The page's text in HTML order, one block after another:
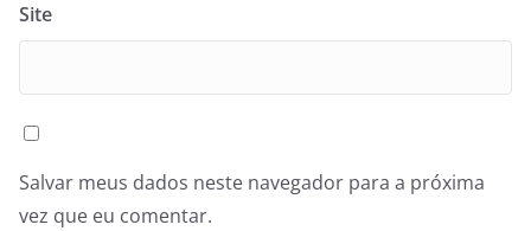
Site
Salvar meus dados neste navegador para a próxima
vez que eu comentar.